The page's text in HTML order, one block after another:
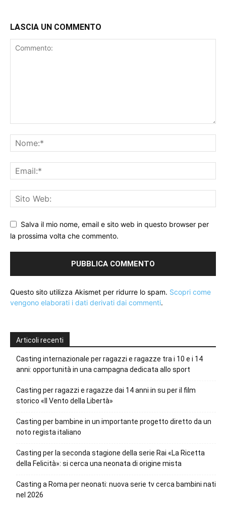
LASCIA UN COMMENTO
Salva il mio nome, email e sito web in questo browser per
la prossima volta che commento.
Questo sito utilizza Akismet per ridurre lo spam. Scopri come
vengono elaborati i dati derivati dai commenti.
Articoli recenti
Casting internazionale per ragazzi e ragazze tra i 10 e i 14
anni: opportunità in una campagna dedicata allo sport
Casting per ragazzi e ragazze dai 14 anni in su per il film
storico «Il Vento della Libertà»
Casting per bambine in un importante progetto diretto da un
noto regista italiano
Casting per la seconda stagione della serie Rai «La Ricetta
della Felicità»: si cerca una neonata di origine mista
Casting a Roma per neonati: nuova serie tv cerca bambini nati
nel 2026